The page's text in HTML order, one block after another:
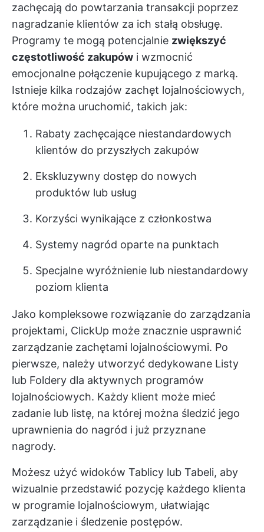
zachęcają do powtarzania transakcji poprzez
nagradzanie klientów za ich stałą obsługę.
Programy te mogą potencjalnie zwiększyć
częstotliwość zakupów i wzmocnić
emocjonalne połączenie kupującego z marką.
Istnieje kilka rodzajów zachęt lojalnościowych,
które można uruchomić, takich jak:
Rabaty zachęcające niestandardowych
klientów do przyszłych zakupów
Ekskluzywny dostęp do nowych
produktów lub usług
Korzyści wynikające z członkostwa
Systemy nagród oparte na punktach
Specjalne wyróżnienie lub niestandardowy
poziom klienta
Jako kompleksowe rozwiązanie do zarządzania
projektami, ClickUp może znacznie usprawnić
zarządzanie zachętami lojalnościowymi. Po
pierwsze, należy utworzyć dedykowane Listy
lub Foldery dla aktywnych programów
lojalnościowych. Każdy klient może mieć
zadanie lub listę, na której można śledzić jego
uprawnienia do nagród i już przyznane
nagrody.
Możesz użyć widoków Tablicy lub Tabeli, aby
wizualnie przedstawić pozycję każdego klienta
w programie lojalnościowym, ułatwiając
zarządzanie i śledzenie postępów.